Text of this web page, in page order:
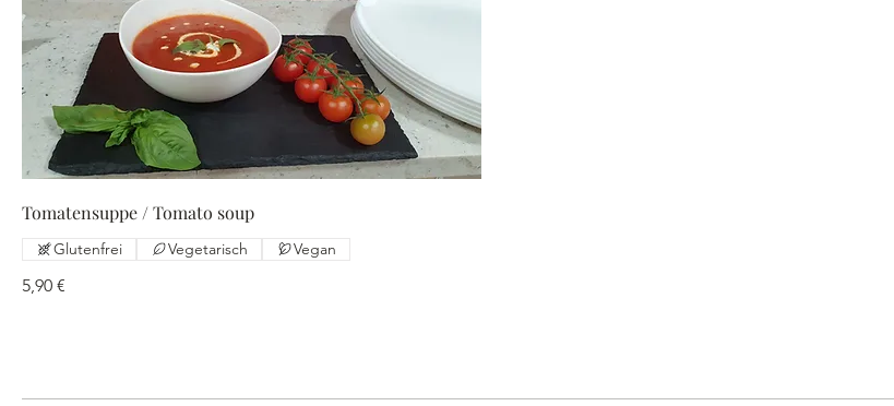
Tomatensuppe / Tomato soup
5,90 €
Glutenfrei Vegetarisch Vegan